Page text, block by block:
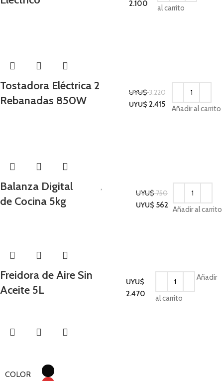
2.100
al carrito
Tostadora Eléctrica 2
Rebanadas 850W
UYU$3.220
UYU$2.415
Añadir al carrito
Balanza Digital
de Cocina 5kg
Cocina,
UYU$750
UYU$ 562 Añadir al carrito
Freidora de Aire Sin
Aceite 5L
UYU$
2.470
Añadir
al carrito
COLOR